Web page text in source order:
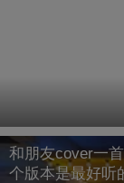
和朋友cover一
个版本是最好听